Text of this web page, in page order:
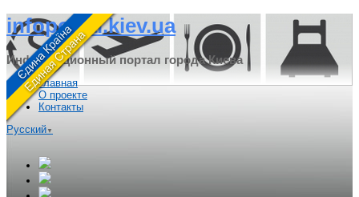
infoportal.kiev.ua
Информационный портал города Киева
Главная
О проекте
Контакты
Русский ▼